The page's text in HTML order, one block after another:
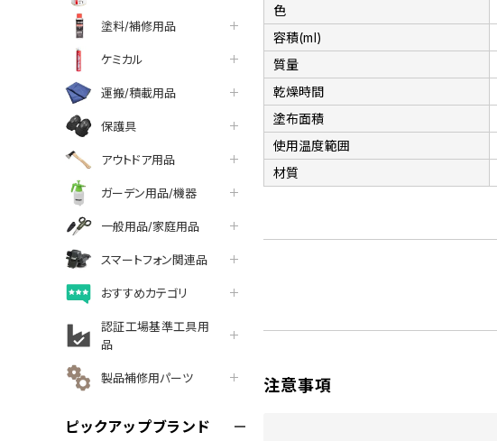
塗料/補修用品
ケミカル
運搬/積載用品
保護具
アウトドア用品
ガーデン用品/機器
一般用品/家庭用品
スマートフォン関連品
おすすめカテゴリ
認証工場基準工具用
品
製品補修用パーツ
ピックアップブランド
色
容積(ml)
質量
乾燥時間
塗布面積
使用温度範囲
材質
注意事項